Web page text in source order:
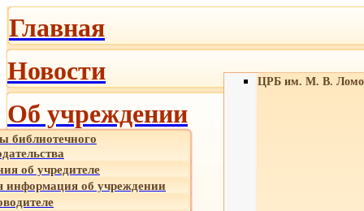
Главная
Новости
Об учреждении
библиотечного
об учредителе
об учреждении
ЦРБ им. М. В.